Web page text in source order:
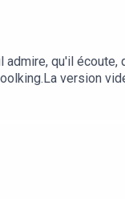
qu'il écoute,
version